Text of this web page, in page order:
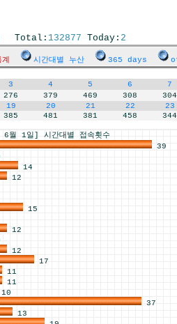
Total: 132877 Today: 2
시간대별 누산 365 days
3 4 5 6
7
276 379 469 308
304
19 20 21 22
23
385 481 381 458 344
일] 시간대별 접속횟수
39
14
12
15
12
12
17
11
11
37
13